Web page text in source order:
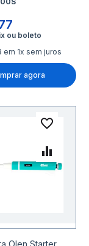
em 1x sem juros
agora
de
Comparar